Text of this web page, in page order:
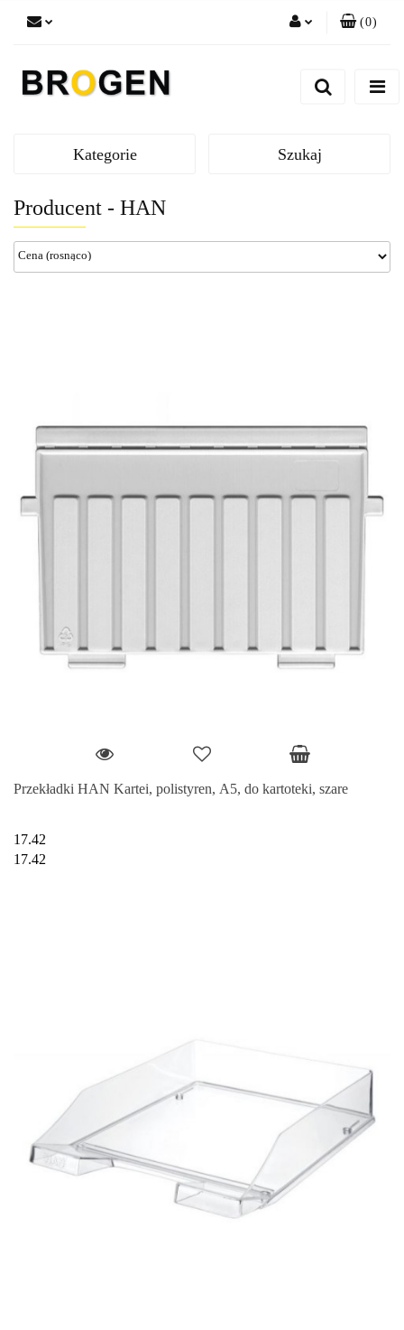
Zgody cookies
(0)
Kategorie Szukaj
Producent - HAN
Przekładki HAN Kartei, polistyren, A5, do kartoteki, szare
17.42
17.42